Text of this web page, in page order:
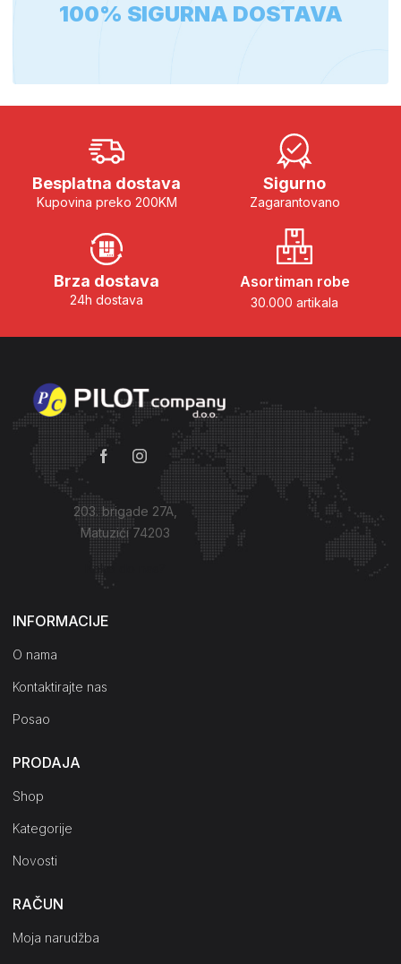
100% SIGURNA DOSTAVA
Besplatna dostava
Kupovina preko 200KM
Sigurno
Zagarantovano
Brza dostava
24h dostava
Asortiman robe
30.000 artikala
203. brigade 27A,
Matuzići 74203
Kako do nas?
INFORMACIJE
O nama
Kontaktirajte nas
Posao
PRODAJA
Shop
Kategorije
Novosti
RAČUN
Moja narudžba